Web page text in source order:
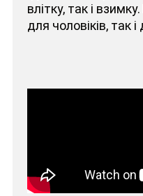
влітку, так і
для чоловіків, так